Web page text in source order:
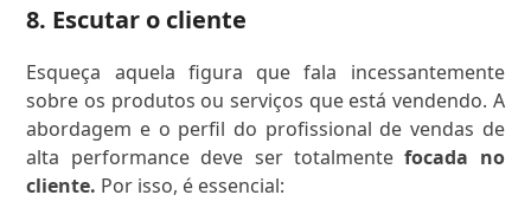
8. Escutar o cliente
Esqueça aquela figura que fala incessantemente
sobre os produtos ou serviços que está vendendo. A
abordagem e o perfil do profissional de vendas de
alta performance deve ser totalmentefocada no
cliente. Por isso, é essencial: